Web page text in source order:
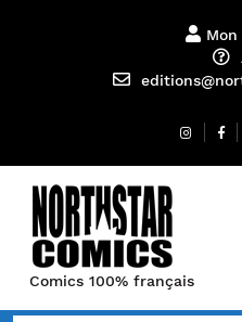
Comics 100% français